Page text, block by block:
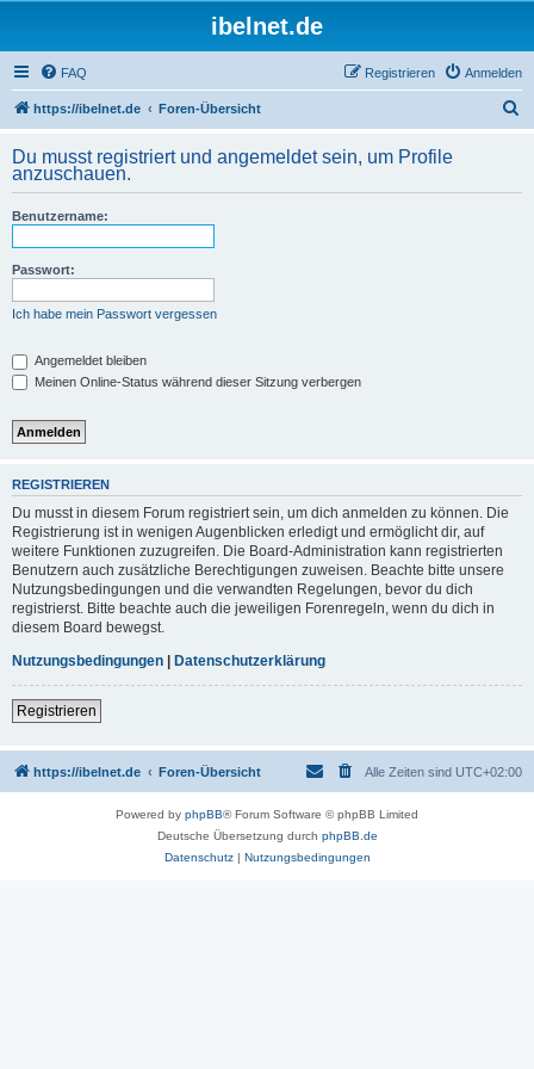
ibelnet.de
FAQ Anmelden
Registrieren
https://ibelnet.de Foren-Übersicht
h
Du musst registriert und angemeldet sein, um Profile
anzuschauen.
Benutzername:
Passwort:
Ich habe mein Passwort vergessen
Angemeldet bleiben
Meinen Online-Status während dieser Sitzung verbergen
REGISTRIEREN
Du musst in diesem Forum registriert sein, um dich anmelden zu können. Die
Registrierung ist in wenigen Augenblicken erledigt und ermöglicht dir, auf
weitere Funktionen zuzugreifen. Die Board-Administration kann registrierten
Benutzern auch zusätzliche Berechtigungen zuweisen. Beachte bitte unsere
Nutzungsbedingungen und die verwandten Regelungen, bevor du dich
registrierst. Bitte beachte auch die jeweiligen Forenregeln, wenn du dich in
diesem Board bewegst.
Nutzungsbedingungen | Datenschutzerklärung
Registrieren
https://ibelnet.de Foren-Übersicht Alle Zeiten sind UTC+02:00
Powered by phpBB® Forum Software © phpBB Limited
Deutsche Übersetzung durch phpBB.de
Datenschutz| Nutzungsbedingungen